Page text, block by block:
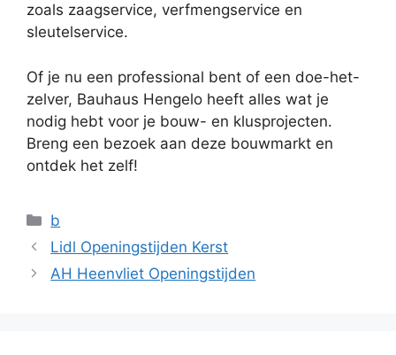
zoals zaagservice, verfmengservice en
sleutelservice.
Of je nu een professional bent of een doe-het-
zelver, Bauhaus Hengelo heeft alles wat je
nodig hebt voor je bouw- en klusprojecten.
Breng een bezoek aan deze bouwmarkt en
ontdek het zelf!
Categorieën
b
Lidl Openingstijden Kerst
AH Heenvliet Openingstijden